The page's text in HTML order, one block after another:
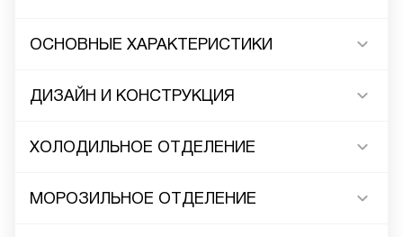
ОСНОВНЫЕ ХАРАКТЕРИСТИКИ
ДИЗАЙН И КОНСТРУКЦИЯ
ХОЛОДИЛЬНОЕ ОТДЕЛЕНИЕ
МОРОЗИЛЬНОЕ ОТДЕЛЕНИЕ